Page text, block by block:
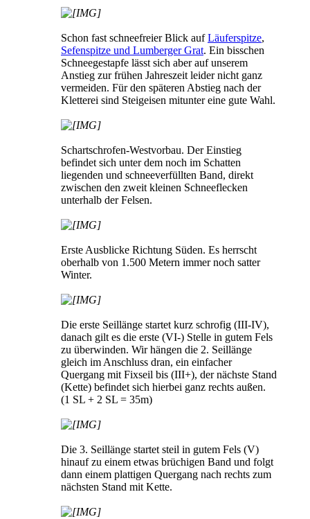
Schon fast schneefreier Blick aufLäuferspitze,
Sefenspitze und Lumberger Grat. Ein bisschen
Schneegestapfe lässt sich aber auf unserem
Anstieg zur frühen Jahreszeit leider nicht ganz
vermeiden. Für den späteren Abstieg nach der
Kletterei sind Steigeisen mitunter eine gute Wahl.
Schartschrofen-Westvorbau. Der Einstieg
befindet sich unter dem noch im Schatten
liegenden und schneeverfüllten Band, direkt
zwischen den zweit kleinen Schneeflecken
unterhalb der Felsen.
Erste Ausblicke Richtung Süden. Es herrscht
oberhalb von 1.500 Metern immer noch satter
Winter.
Die erste Seillänge startet kurz schrofig (III-IV),
danach gilt es die erste (VI-) Stelle in gutem Fels
zu überwinden. Wir hängen die 2. Seillänge
gleich im Anschluss dran, ein einfacher
Quergang mit Fixseil bis (III+), der nächste Stand
(Kette) befindet sich hierbei ganz rechts außen.
(1 SL + 2 SL = 35m)
Die 3. Seillänge startet steil in gutem Fels (V)
hinauf zu einem etwas brüchigen Band und folgt
dann einem plattigen Quergang nach rechts zum
nächsten Stand mit Kette.